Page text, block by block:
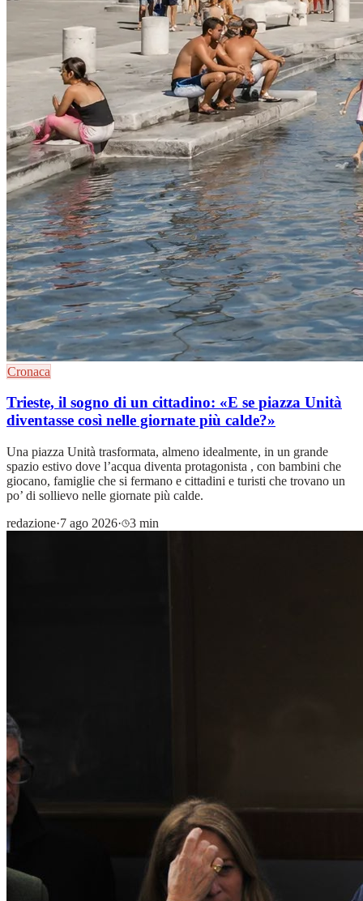
Cronaca
Trieste, il sogno di un cittadino: «E se piazza Unità
diventasse così nelle giornate più calde?»
Una piazza Unità trasformata, almeno idealmente, in un grande
spazio estivo dove l’acqua diventa protagonista , con bambini che
giocano, famiglie che si fermano e cittadini e turisti che trovano un
po’ di sollievo nelle giornate più calde.
redazione·7 ago 2026· 3 min